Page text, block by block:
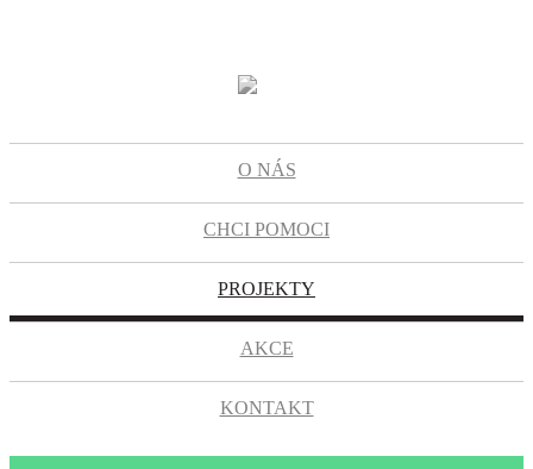
O NÁS
CHCI POMOCI
PROJEKTY
AKCE
KONTAKT